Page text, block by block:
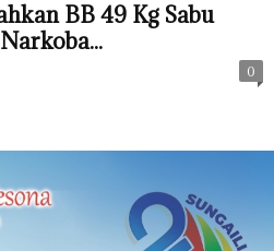
BB 49 Kg Sabu
0